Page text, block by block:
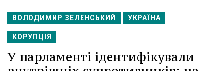
ВОЛОДИМИР ЗЕЛЕНСЬКИЙ УКРАЇНА
КОРУПЦІЯ
У парламенті ідентифікували